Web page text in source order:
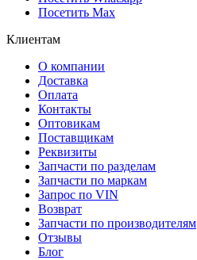
Посетить Max
Клиентам
О компании
Доставка
Оплата
Контакты
Оптовикам
Поставщикам
Реквизиты
Запчасти по разделам
Запчасти по маркам
Запрос по VIN
Возврат
Запчасти по производителям
Отзывы
Блог